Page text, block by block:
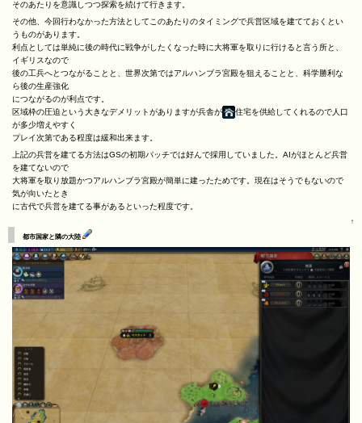
そのあたりを意識しつつ探索を続けて行きます。
その他、今回行わなかった方法としてこのあたりのタイミングで兵営区域を建てておくとい
うものがあります。
利点としては単純に後の時代に戦争がしたくなった時に大将軍を取りに行けると言う所と、
イギリスなので
後の工兵へとつながることと、世界次第ではアルハンブラ宮殿を狙えることと、科学勝利な
ら後の生産強化
につながるのが利点です。
区域枠の圧迫という大きなデメリットがありますが兵舎が
住宅を供給してくれるので人口
が多少増えやすく
プレイ次第である程度は緩和出来ます。
上記の兵営を建てる方法はGSの初期パッチでは好んで採用していました。AIがほとんど兵営
を建てないので
大将軍を取り放題かつアルハンブラ宮殿が簡単に建ったためです。現在はそうでもないので
気が向いたとき
に古代で兵営を建てる事があるといった程度です。
↑
都市国家と隣の大陸